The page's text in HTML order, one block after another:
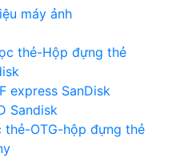
máy ảnh
thẻ-Hộp đựng thẻ
express SanDisk
Sandisk
thẻ-OTG-hộp đựng thẻ